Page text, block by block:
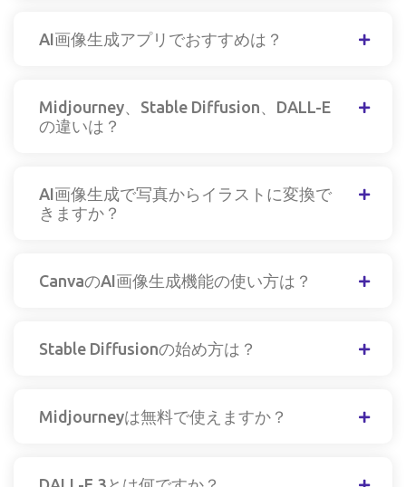
AI画像生成アプリでおすすめは？
Midjourney、Stable Diffusion、DALL-E
の違いは？
AI画像生成で写真からイラストに変換で
きますか？
CanvaのAI画像生成機能の使い方は？
Stable Diffusionの始め方は？
Midjourneyは無料で使えますか？